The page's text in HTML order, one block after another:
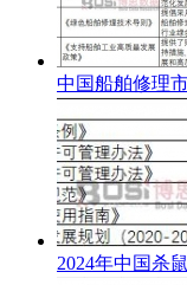
中国船舶修理
2024年中国杀